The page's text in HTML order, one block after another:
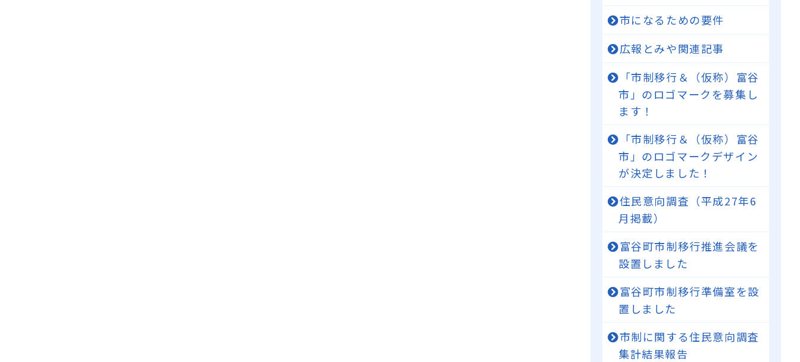
市になるための要件
広報とみや関連記事
「市制移行＆（仮称）富谷
市」のロゴマークを募集し
ます！
「市制移行＆（仮称）富谷
市」のロゴマークデザイン
が決定しました！
住民意向調査（平成27年6
月掲載）
富谷町市制移行推進会議を
設置しました
富谷町市制移行準備室を設
置しました
市制に関する住民意向調査
集計結果報告